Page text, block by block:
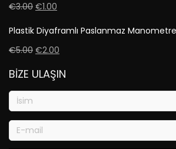
€3.00 €1.00
Plastik Diyaframlı Paslanmaz
€5.00 €2.00
BIZE ULAŞIN